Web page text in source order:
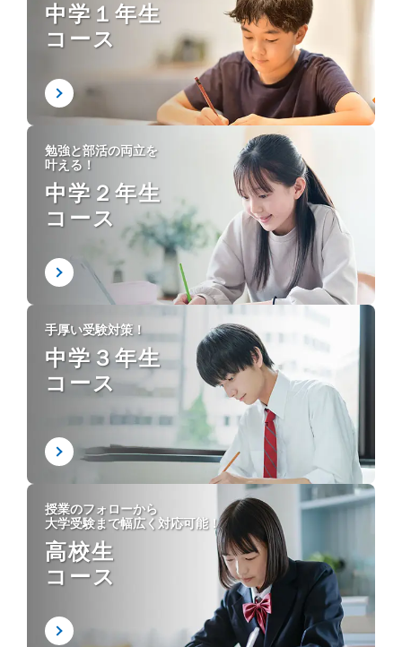
中学１年生
コース
勉強と部活の両立を
叶える！
中学２年生
コース
手厚い受験対策！
中学３年生
コース
授業のフォローから
大学受験まで幅広く対応可能！
高校生
コース